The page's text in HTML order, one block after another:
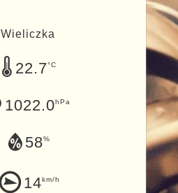
Wieliczka
22.7°C
1022.0hPa
58%
14km/h